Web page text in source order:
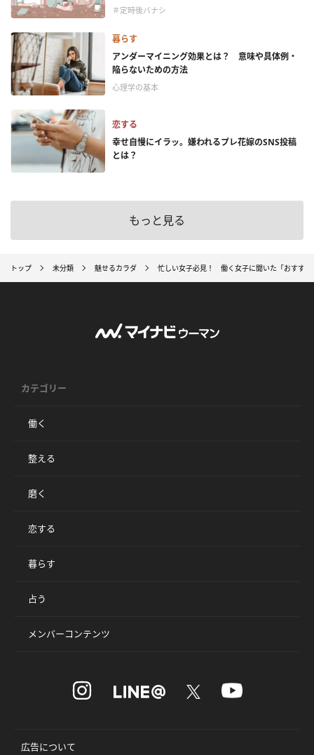
＃定時後バナシ
暮らす
アンダーマイニング効果とは？ 意味や具体例・
陥らないための方法
心理学の基本
恋する
幸せ自慢にイラッ。嫌われるプレ花嫁のSNS投稿
とは？
もっと見る
トップ 未分類 魅せるカラダ 忙しい女子必見！ 働く女子に聞いた「おすすめ
カテゴリー
働く
整える
磨く
恋する
暮らす
占う
メンバーコンテンツ
広告について